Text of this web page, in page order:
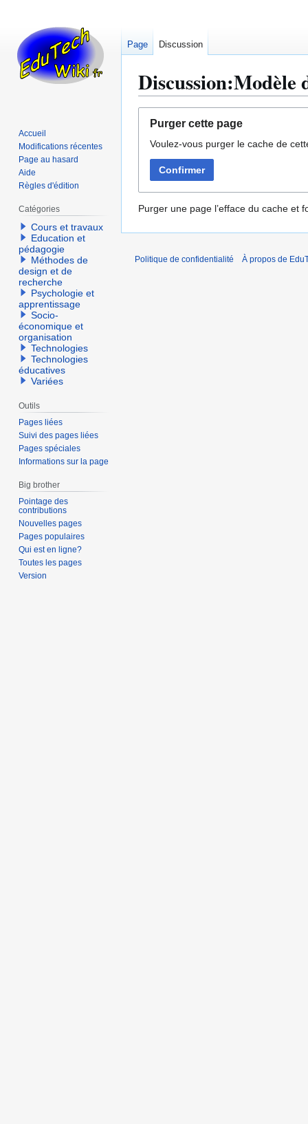
Discussion:Modèle
navigation
recherche
Purger cette page
Voulez-vous purger le cache de
Confirmer
Purger une page l’efface du cache et
Page Discussion
Accueil
Modifications récentes
Page au hasard
Aide
Règles d'édition
Catégories
Cours et travaux
Education et
pédagogie
Méthodes de
design et de
recherche
Psychologie et
apprentissage
Socio-
économique et
organisation
Technologies
Technologies
éducatives
Variées
Outils
Pages liées
Suivi des pages liées
Pages spéciales
Informations sur la page
Big brother
Pointage des
contributions
Nouvelles pages
Pages populaires
Qui est en ligne?
Toutes les pages
Version
Politique de confidentialité À propos de